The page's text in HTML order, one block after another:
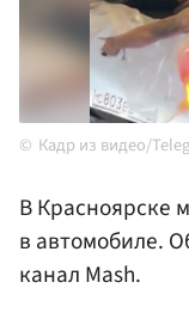
Кадр из видео/
В Красноярске
в автомобиле.
канал Mash.